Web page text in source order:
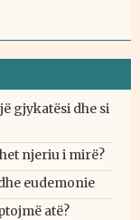
gjykatësi dhe si
njeriu i mirë?
eudemonie
atë?